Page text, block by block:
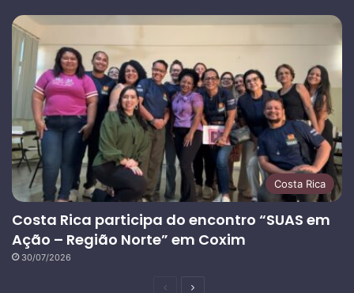
Costa Rica
Costa Rica participa do encontro “SUAS em
Ação – Região Norte” em Coxim
30/07/2026
PáginaPróxima